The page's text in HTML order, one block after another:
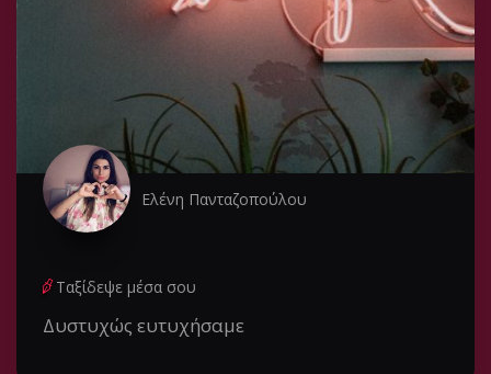
Ελένη Πανταζοπούλου
Ταξίδεψε μέσα σου
Δυστυχώς ευτυχήσαμε